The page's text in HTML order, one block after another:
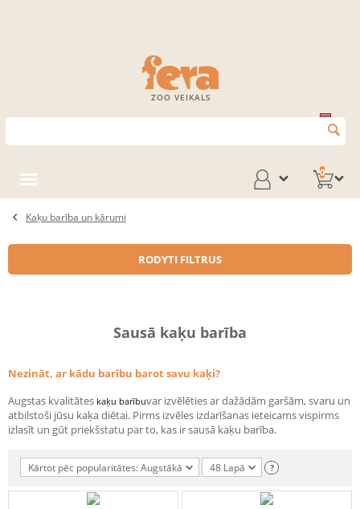
ZOO VEIKALS
0
Kaķu barība un kārumi
RODYTI FILTRUS
Sausā kaķu barība
Nezināt, ar kādu barību barot savu kaķi?
Augstas kvalitātes kaķu barībuvar izvēlēties ar dažādām garšām, svaru un
atbilstoši jūsu kaķa diētai. Pirms izvēles izdarīšanas ieteicams vispirms
izlasīt un gūt priekšstatu par to, kas ir sausā kaķu barība.
Kārtot pēc popularitātes: Augstākā 48 Lapā ?